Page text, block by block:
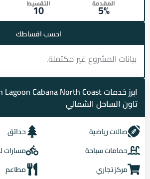
المقدمة
5% التقسيط
10
احسب اقساطك
بيانات المشروع غير مكتملة.
تاون الساحل الشمالي
صالات رياضية
حدائق
حمامات سباحة
مسارات
مركز تجاري
مطاعم